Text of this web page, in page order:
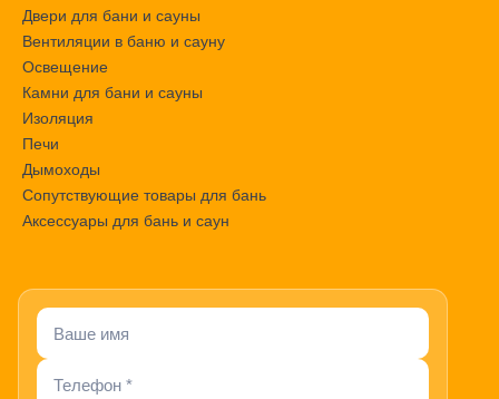
Двери для бани и сауны
Вентиляции в баню и сауну
Освещение
Камни для бани и сауны
Изоляция
Печи
Дымоходы
Сопутствующие товары для бань
Аксессуары для бань и саун